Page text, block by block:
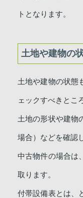
トとなります。
土地や建物の
土地や建物の状態
ェックすべきとこ
土地の形状や建物
場合）などを確認
中古物件の場合は
取ります。
付帯設備表とは、